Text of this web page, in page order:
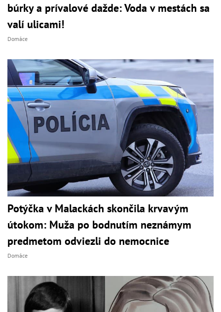
búrky a prívalové dažde: Voda v mestách sa
valí ulicami!
Domáce
Potýčka v Malackách skončila krvavým
útokom: Muža po bodnutím neznámym
predmetom odviezli do nemocnice
Domáce